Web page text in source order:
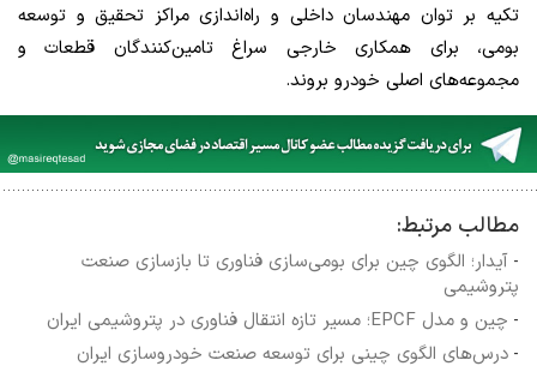
تکیه بر توان مهندسان داخلی و راه‌اندازی مراکز تحقیق ‌و توسعه
بومی، برای همکاری خارجی سراغ تامین‌کنندگان قطعات و
مجموعه‌های اصلی خودرو بروند.
مطالب مرتبط:
- آیدار؛ الگوی چین برای بومی‌سازی فناوری تا بازسازی صنعت
پتروشیمی
- چین و مدل EPCF؛ مسیر تازه انتقال فناوری در پتروشیمی ایران
- درس‌های الگوی چینی برای توسعه صنعت خودروسازی ایران